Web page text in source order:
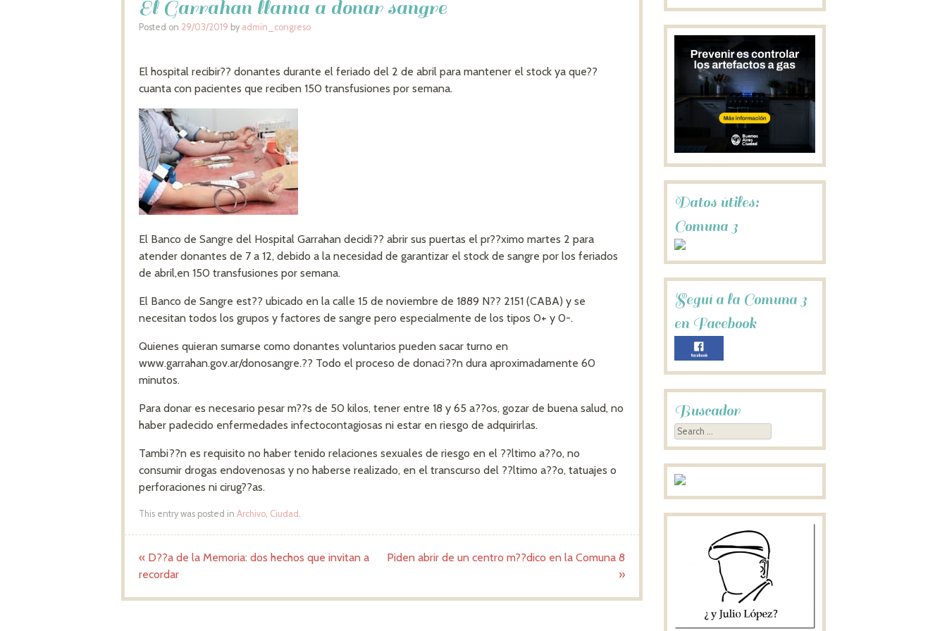
El Garrahan llama a donar sangre
Posted on 29/03/2019 by admin_congreso
El hospital recibir?? donantes durante el feriado del 2 de abril para mantener el stock ya que??
cuanta con pacientes que reciben 150 transfusiones por semana.
El Banco de Sangre del Hospital Garrahan decidi?? abrir sus puertas el pr??ximo martes 2 para
atender donantes de 7 a 12, debido a la necesidad de garantizar el stock de sangre por los feriados
de abril,en 150 transfusiones por semana.
El Banco de Sangre est?? ubicado en la calle 15 de noviembre de 1889 N?? 2151 (CABA) y se
necesitan todos los grupos y factores de sangre pero especialmente de los tipos 0+ y 0-.
Quienes quieran sumarse como donantes voluntarios pueden sacar turno en
www.garrahan.gov.ar/donosangre.?? Todo el proceso de donaci??n dura aproximadamente 60
minutos.
Para donar es necesario pesar m??s de 50 kilos, tener entre 18 y 65 a??os, gozar de buena salud, no
haber padecido enfermedades infectocontagiosas ni estar en riesgo de adquirirlas.
Tambi??n es requisito no haber tenido relaciones sexuales de riesgo en el ??ltimo a??o, no
consumir drogas endovenosas y no haberse realizado, en el transcurso del ??ltimo a??o, tatuajes o
perforaciones ni cirug??as.
This entry was posted in Archivo, Ciudad .
Post navigation
« D??a de la Memoria: dos hechos que invitan a
recordar
Piden abrir de un centro m??dico en la Comuna 8
»
Datos útiles:
Comuna 3
Seguí a la Comuna 3
en Facebook
Buscador
Search